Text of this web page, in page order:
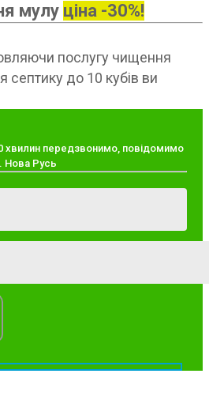
мулу ціна -30%!
послугу чищення
септику до 10 кубів ви
хвилин передзвонимо, повідомимо
Нова Русь